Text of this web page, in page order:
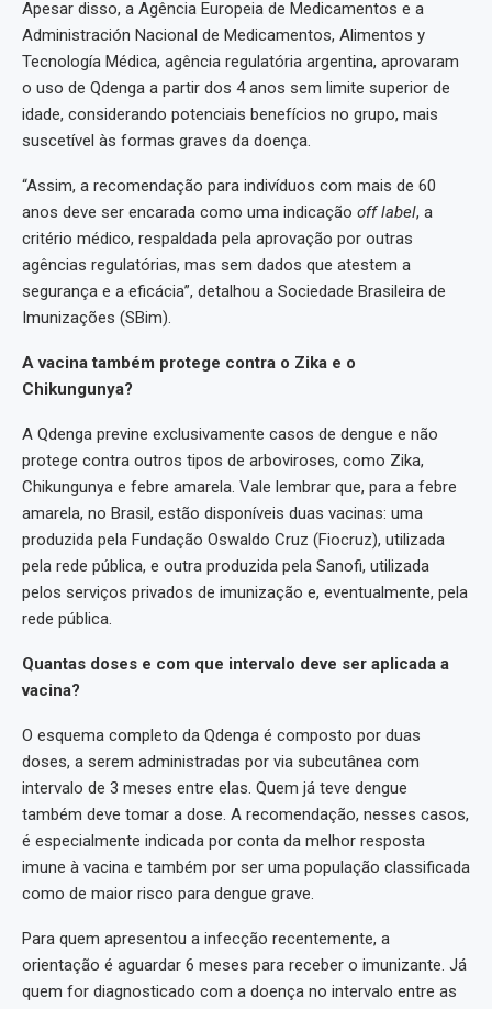
Apesar disso, a Agência Europeia de Medicamentos e a
Administración Nacional de Medicamentos, Alimentos y
Tecnología Médica, agência regulatória argentina, aprovaram
o uso de Qdenga a partir dos 4 anos sem limite superior de
idade, considerando potenciais benefícios no grupo, mais
suscetível às formas graves da doença.
“Assim, a recomendação para indivíduos com mais de 60
anos deve ser encarada como uma indicação off label, a
critério médico, respaldada pela aprovação por outras
agências regulatórias, mas sem dados que atestem a
segurança e a eficácia”, detalhou a Sociedade Brasileira de
Imunizações (SBim).
A vacina também protege contra o Zika e o
Chikungunya?
A Qdenga previne exclusivamente casos de dengue e não
protege contra outros tipos de arboviroses, como Zika,
Chikungunya e febre amarela. Vale lembrar que, para a febre
amarela, no Brasil, estão disponíveis duas vacinas: uma
produzida pela Fundação Oswaldo Cruz (Fiocruz), utilizada
pela rede pública, e outra produzida pela Sanofi, utilizada
pelos serviços privados de imunização e, eventualmente, pela
rede pública.
Quantas doses e com que intervalo deve ser aplicada a
vacina?
O esquema completo da Qdenga é composto por duas
doses, a serem administradas por via subcutânea com
intervalo de 3 meses entre elas. Quem já teve dengue
também deve tomar a dose. A recomendação, nesses casos,
é especialmente indicada por conta da melhor resposta
imune à vacina e também por ser uma população classificada
como de maior risco para dengue grave.
Para quem apresentou a infecção recentemente, a
orientação é aguardar 6 meses para receber o imunizante. Já
quem for diagnosticado com a doença no intervalo entre as